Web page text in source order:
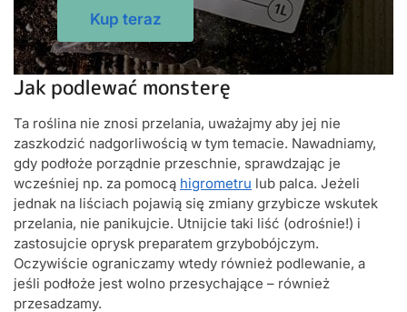
Kup teraz
Jak podlewać monsterę
Ta roślina nie znosi przelania, uważajmy aby jej nie
zaszkodzić nadgorliwością w tym temacie. Nawadniamy,
gdy podłoże porządnie przeschnie, sprawdzając je
wcześniej np. za pomocą higrometru lub palca. Jeżeli
jednak na liściach pojawią się zmiany grzybicze wskutek
przelania, nie panikujcie. Utnijcie taki liść (odrośnie!) i
zastosujcie oprysk preparatem grzybobójczym.
Oczywiście ograniczamy wtedy również podlewanie, a
jeśli podłoże jest wolno przesychające – również
przesadzamy.